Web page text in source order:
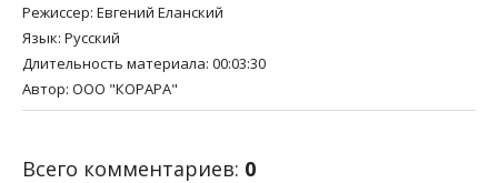
Режиссер: Евгений Еланский
Язык: Русский
Длительность материала: 00:03:30
Автор: ООО "КОРАРА"
Всего комментариев: 0